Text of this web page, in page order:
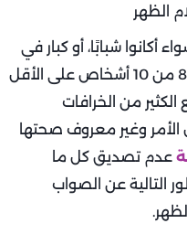
أكانوا شبابًا، أو كبار في
السن، تعرضوا لإصابة أو لا، فهناك 8 من 10 أشخاص على الأقل
من الخرافات
الأمر وغير معروف صحتها
عدم تصديق كل ما
التالية عن الصواب